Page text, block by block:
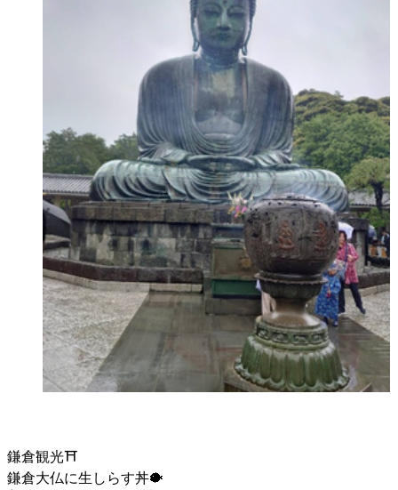
鎌倉観光⛩
鎌倉大仏に生しらす丼🐡